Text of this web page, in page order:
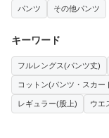
パンツ その他パンツ
キーワード
フルレングス(パンツ丈)
コットン(パンツ・スカー
レギュラー(股上) ウエ